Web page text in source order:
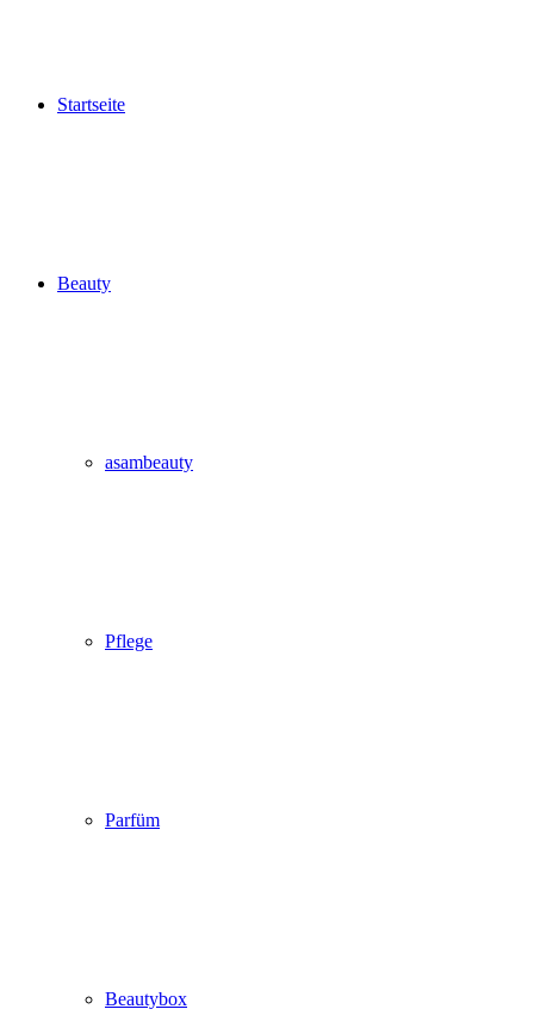
Startseite
Beauty
asambeauty
Pflege
Parfüm
Beautybox